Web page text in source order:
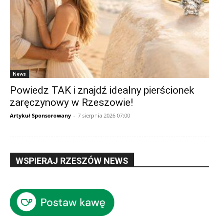
News
Powiedz TAK i znajdź idealny pierścionek
zaręczynowy w Rzeszowie!
Artykuł Sponsorowany - 7 sierpnia 2026 07:00
WSPIERAJ RZESZÓW NEWS